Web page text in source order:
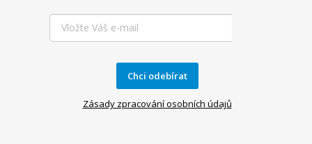
Chci odebírat
Zásady zpracování osobních údajů